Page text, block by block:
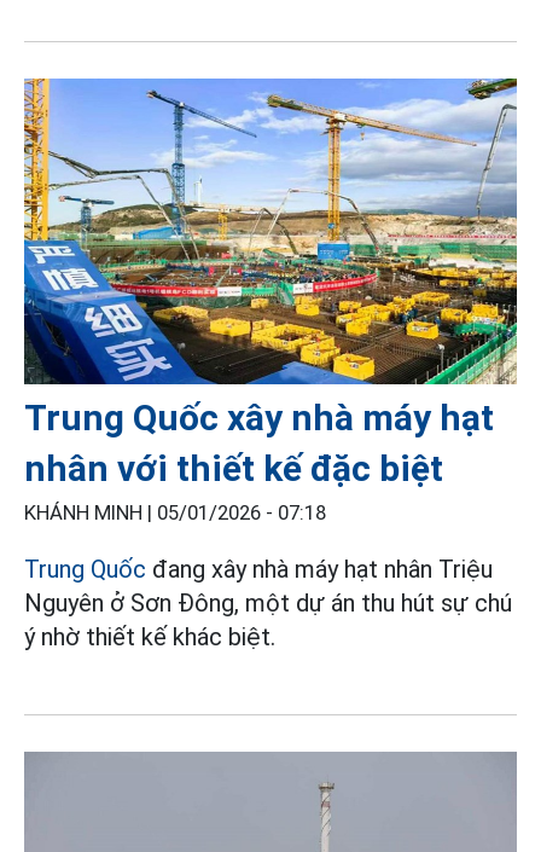
Trung Quốc xây nhà máy hạt
nhân với thiết kế đặc biệt
KHÁNH MINH | 05/01/2026 - 07:18
Trung Quốc đang xây nhà máy hạt nhân Triệu
Nguyên ở Sơn Đông, một dự án thu hút sự chú
ý nhờ thiết kế khác biệt.